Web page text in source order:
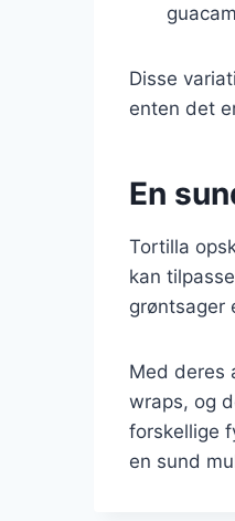
Disse
enten det
En
Tortilla
kan
grøntsager
Med deres
wraps, og
forskellige
en sund